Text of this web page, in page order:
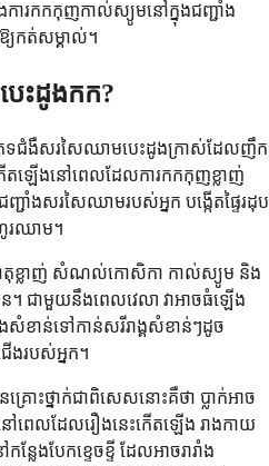
ការកកកុញកាល់ស្យូមនៅក្នុងជញ្ជាំង
យកត់សម្គាល់។
េះដូងកក?
ទជំងឺសរសៃឈាមបេះដូងក្រាស់ដែលញឹក
ើតឡើងនៅពេលដែលការកកកុញខ្លាញ់
ាំងសរសៃឈាមរបស់អ្នក បង្កើតផ្ទៃរដុប
ហូរឈាម។
ធាតុខ្លាញ់ សំណល់កោសិកា កាល់ស្យូម និង
ជាមួយនឹងពេលវេលា វាអាចធំឡើង
ខាន់ទៅកាន់សរីរាង្គសំខាន់ៗដូច
ងរបស់អ្នក។
គ្រោះថ្នាក់ជាពិសេសនោះគឺថា ប្លាក់អាច
ពេលដែលរឿងនេះកើតឡើង រាងកាយ
ែងបែកខ្ទេចខ្ទី ដែលអាចរារាំង